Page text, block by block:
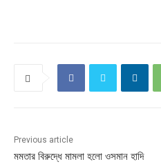
Previous article
মমতার বিরুদ্ধে মামলা হলো ওসমান হাদি